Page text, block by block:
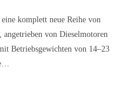
komplett neue Reihe von
von Dieselmotoren
Betriebsgewichten von 14–23